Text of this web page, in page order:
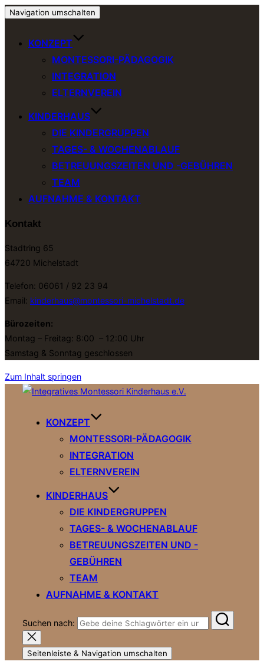
Navigation umschalten
KONZEPT
MONTESSORI-PÄDAGOGIK
INTEGRATION
ELTERNVEREIN
KINDERHAUS
DIE KINDERGRUPPEN
TAGES- & WOCHENABLAUF
BETREUUNGSZEITEN UND -GEBÜHREN
TEAM
AUFNAHME & KONTAKT
Kontakt
Stadtring 65
64720 Michelstadt
Telefon: 06061 / 92 23 94
Email: kinderhaus@montessori-michelstadt.de
Bürozeiten:
Montag – Freitag: 8:00 – 12:00 Uhr
Samstag & Sonntag geschlossen
Zum Inhalt springen
KONZEPT
MONTESSORI-PÄDAGOGIK
INTEGRATION
ELTERNVEREIN
KINDERHAUS
DIE KINDERGRUPPEN
TAGES- & WOCHENABLAUF
BETREUUNGSZEITEN UND -
GEBÜHREN
TEAM
AUFNAHME & KONTAKT
Suchen nach:
Seitenleiste & Navigation umschalten